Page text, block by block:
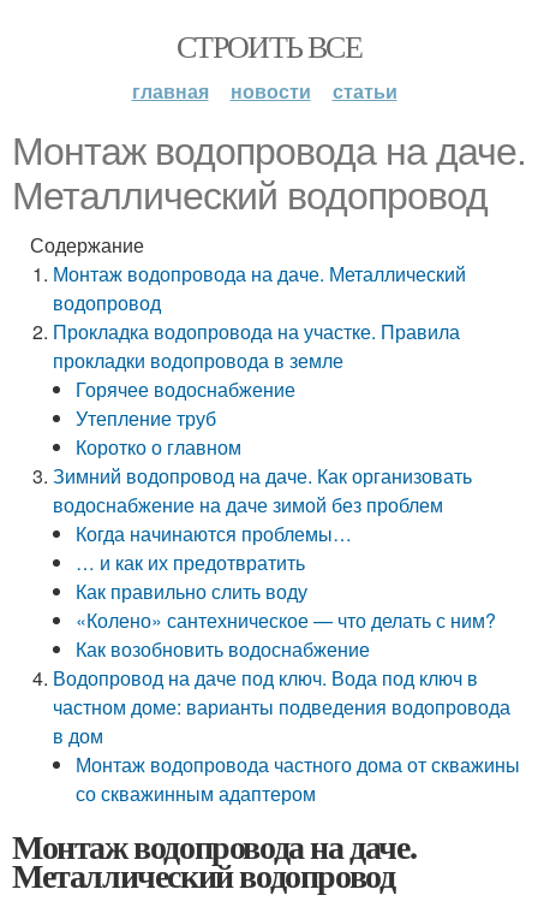
СТРОИТЬ ВСЕ
главная новости статьи
Монтаж водопровода на даче.
Металлический водопровод
Содержание
Монтаж водопровода на даче. Металлический
водопровод
Прокладка водопровода на участке. Правила
прокладки водопровода в земле
Горячее водоснабжение
Утепление труб
Коротко о главном
Зимний водопровод на даче. Как организовать
водоснабжение на даче зимой без проблем
Когда начинаются проблемы…
… и как их предотвратить
Как правильно слить воду
«Колено» сантехническое — что делать с ним?
Как возобновить водоснабжение
Водопровод на даче под ключ. Вода под ключ в
частном доме: варианты подведения водопровода
в дом
Монтаж водопровода частного дома от скважины
со скважинным адаптером
Монтаж водопровода на даче.
Металлический водопровод